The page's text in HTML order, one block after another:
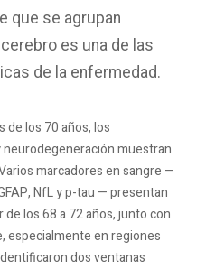
que se agrupan
es una de las
de la enfermedad.
de los 70 años, los
muestran
marcadores en sangre —
NfL y p-tau — presentan
los 68 a 72 años, junto con
especialmente en regiones
dos ventanas